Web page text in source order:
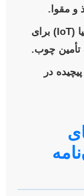
و مقوا.
استفاده از سنسورها و اینترنت اشیا (IoT) برای
تأمین چوب.
در